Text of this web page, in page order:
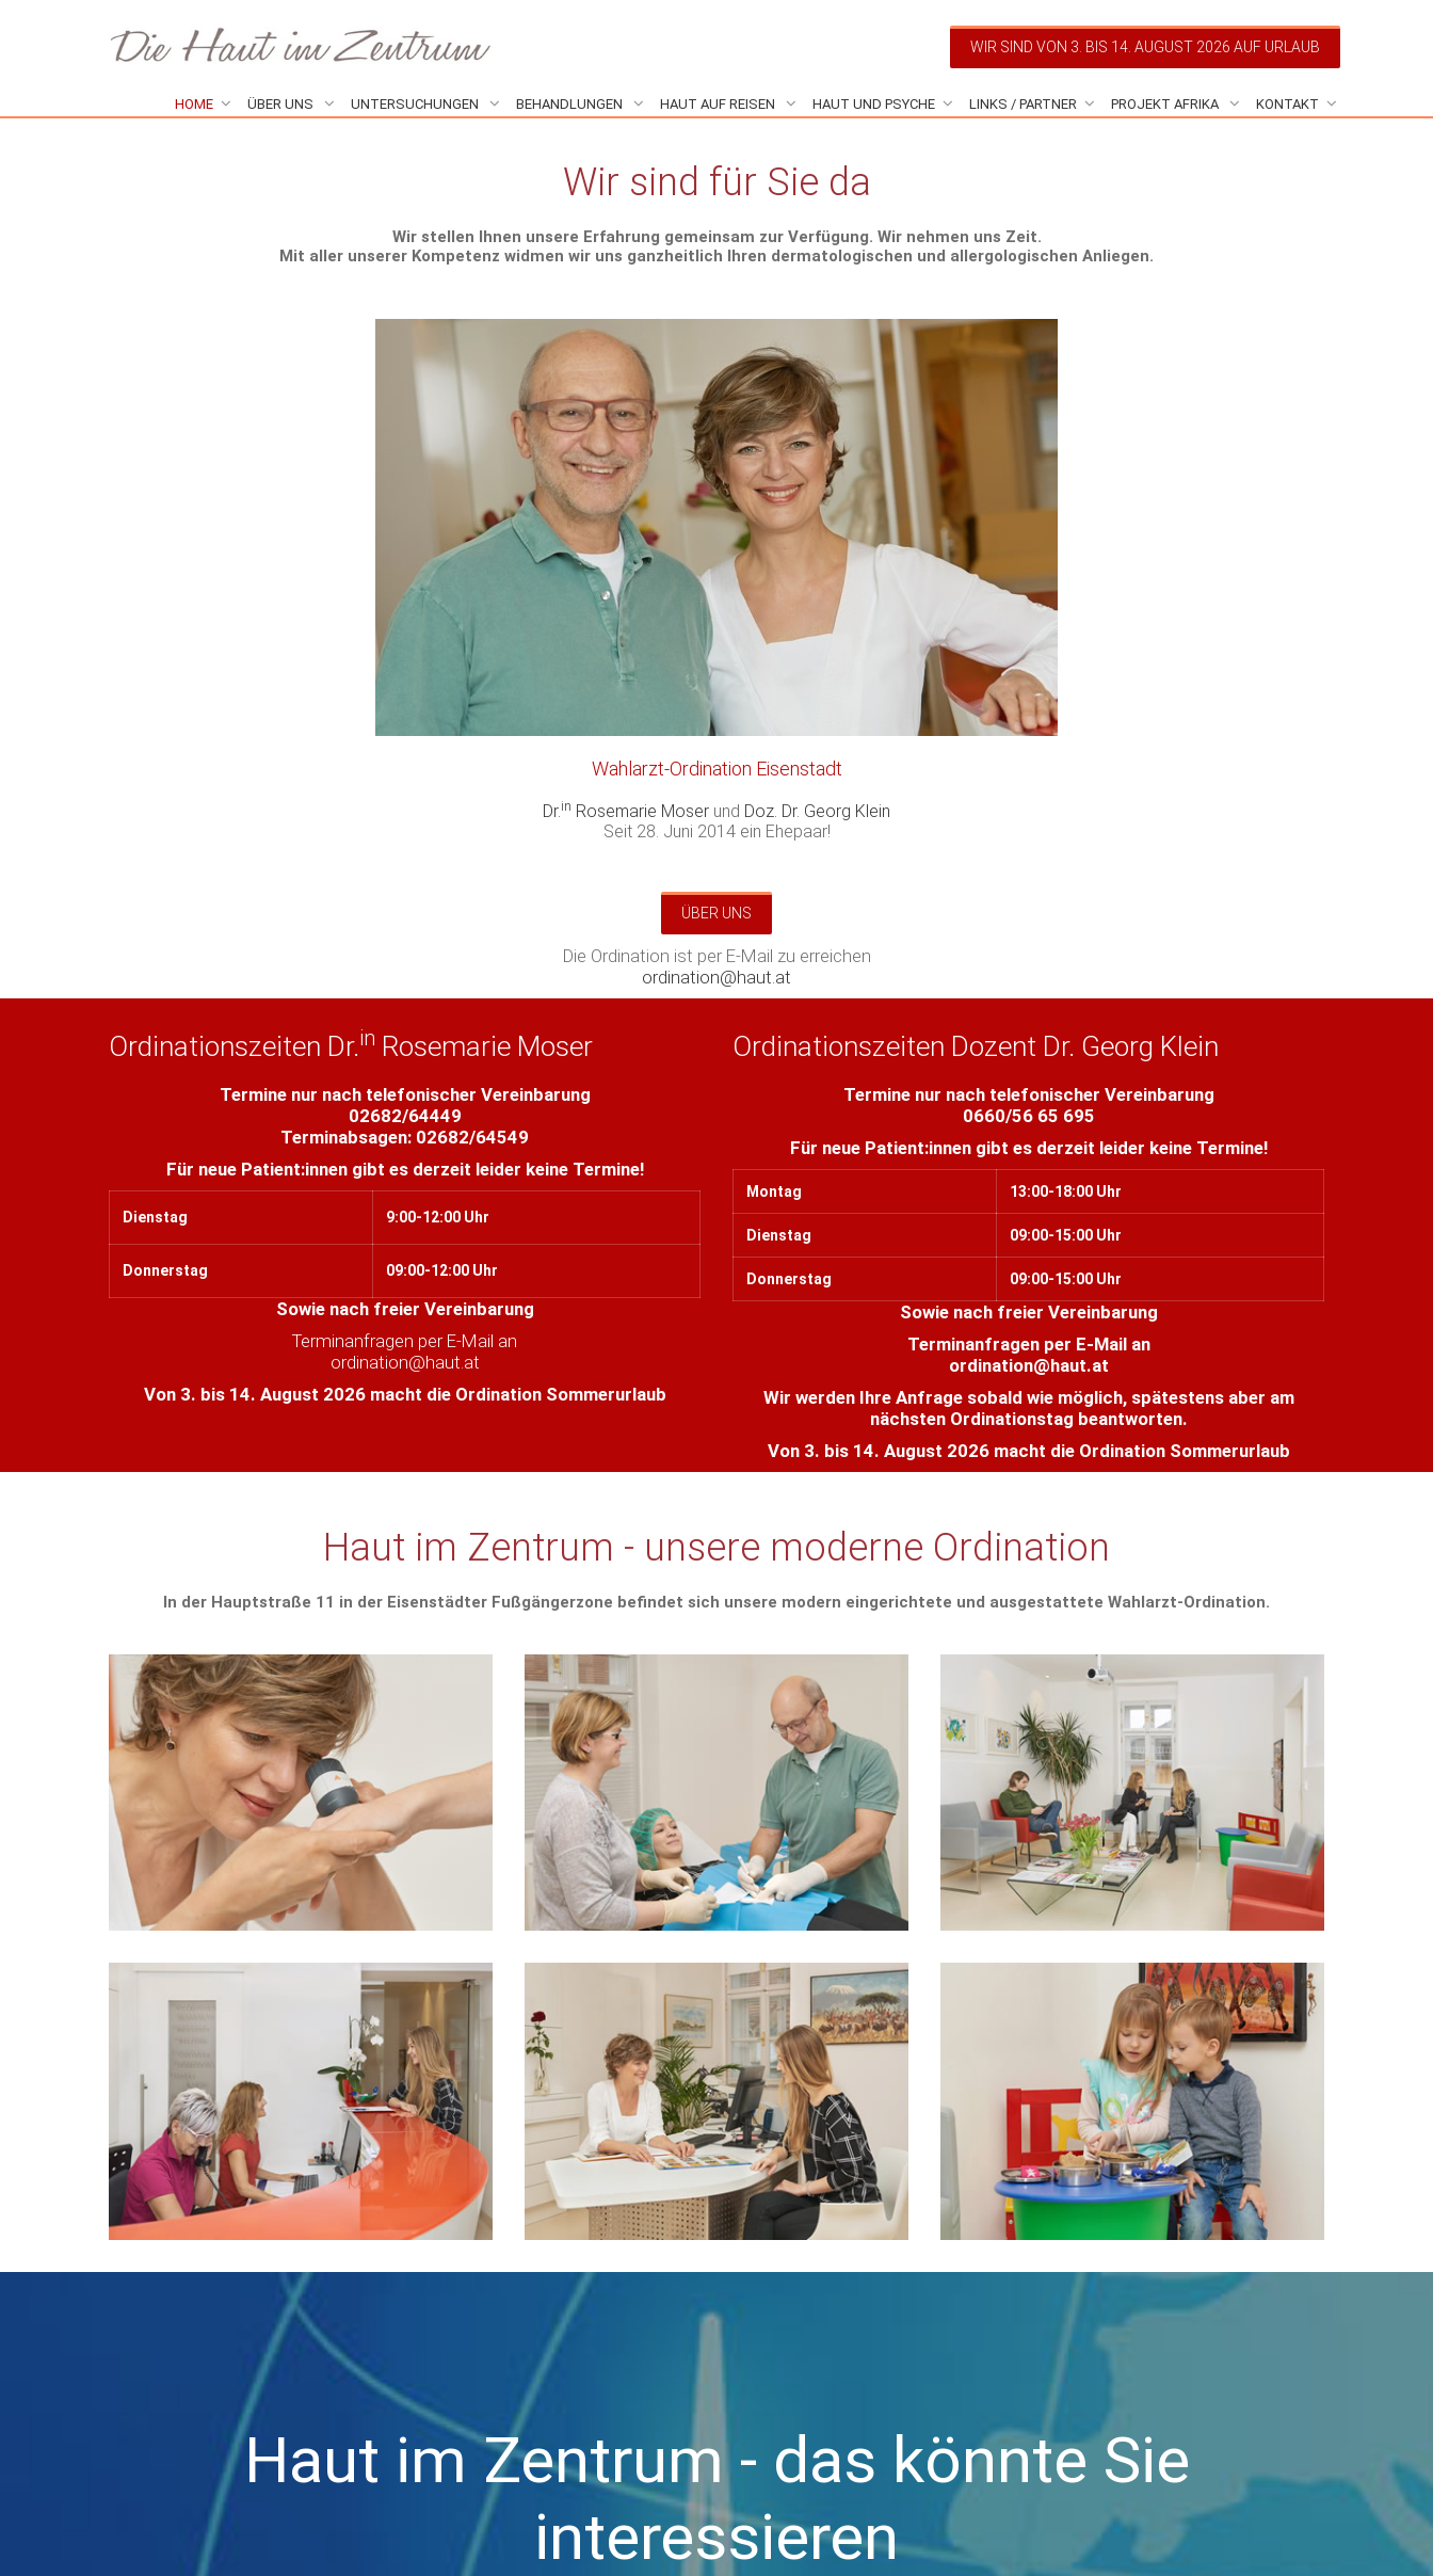
WIR SIND VON 3. BIS 14. AUGUST 2026 AUF URLAUB
HOME ÜBER UNS UNTERSUCHUNGEN BEHANDLUNGEN HAUT AUF REISEN HAUT UND PSYCHE LINKS / PARTNER PROJEKT AFRIKA KONTAKT
Wir sind für Sie da
Wir stellen Ihnen unsere Erfahrung gemeinsam zur Verfügung. Wir nehmen uns Zeit.
Mit aller unserer Kompetenz widmen wir uns ganzheitlich Ihren dermatologischen und allergologischen Anliegen.
Wahlarzt-Ordination Eisenstadt
Dr.in Rosemarie Moser und Doz. Dr. Georg Klein
Seit 28. Juni 2014 ein Ehepaar!
ÜBER UNS
Die Ordination ist per E-Mail zu erreichen
ordination@haut.at
Ordinationszeiten Dr.in Rosemarie Moser
Termine nur nach telefonischer Vereinbarung
02682/64449
Terminabsagen: 02682/64549
Für neue Patient:innen gibt es derzeit leider keine Termine!
Dienstag 9:00-12:00 Uhr
Donnerstag 09:00-12:00 Uhr
Sowie nach freier Vereinbarung
Terminanfragen per E-Mail an
ordination@haut.at
Von 3. bis 14. August 2026 macht die Ordination Sommerurlaub
Ordinationszeiten Dozent Dr. Georg Klein
Termine nur nach telefonischer Vereinbarung
0660/56 65 695
Für neue Patient:innen gibt es derzeit leider keine Termine!
Montag 13:00-18:00 Uhr
Dienstag 09:00-15:00 Uhr
Donnerstag 09:00-15:00 Uhr
Sowie nach freier Vereinbarung
Terminanfragen per E-Mail an
ordination@haut.at
Wir werden Ihre Anfrage sobald wie möglich, spätestens aber am
nächsten Ordinationstag beantworten.
Von 3. bis 14. August 2026 macht die Ordination Sommerurlaub
Haut im Zentrum - unsere moderne Ordination
In der Hauptstraße 11 in der Eisenstädter Fußgängerzone befindet sich unsere modern eingerichtete und ausgestattete Wahlarzt-Ordination.
Haut im Zentrum - das könnte Sie
interessieren